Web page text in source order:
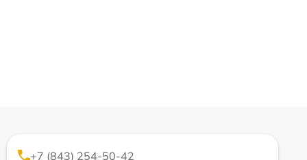
+7 (843) 254-50-42